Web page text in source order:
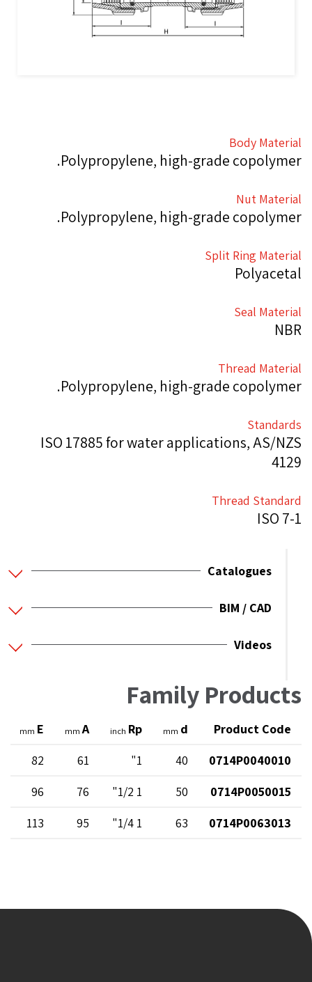
Body Material
Polypropylene, high-grade copolymer.
Nut Material
Polypropylene, high-grade copolymer.
Split Ring Material
Polyacetal
Seal Material
NBR
Thread Material
Polypropylene, high-grade copolymer.
Standards
ISO 17885 for water applications, AS/NZS
4129
Thread Standard
ISO 7-1
Catalogues
BIM / CAD
Videos
Family Products
Product Code
d
mm
Rp
inch
A
mm
E
mm
0714P0040010
40
1"
61
82
0714P0050015
50
1 1/2"
76
96
0714P0063013
63
1 1/4"
95
113